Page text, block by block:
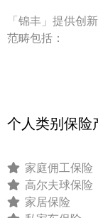
「锦丰」提供创
范畴包括：
个人类别保险
家庭佣工保险
高尔夫球保险
家居保险